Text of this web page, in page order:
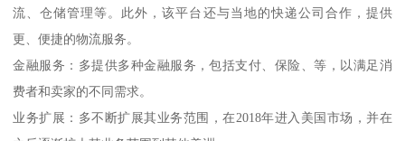
流、仓储管理等。此外，该平台还与当地的快递公司合作，提供
更、便捷的物流服务。
金融服务：多提供多种金融服务，包括支付、保险、等，以满足消
费者和卖家的不同需求。
业务扩展：多不断扩展其业务范围，在2018年进入美国市场，并在